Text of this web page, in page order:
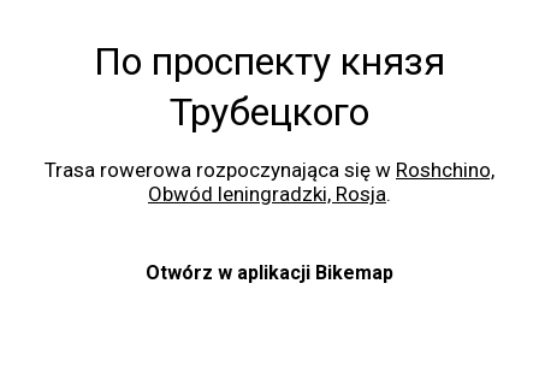
По проспекту князя
Трубецкого
Trasa rowerowa rozpoczynająca się w Roshchino,
Obwód leningradzki, Rosja.
Otwórz w aplikacji Bikemap